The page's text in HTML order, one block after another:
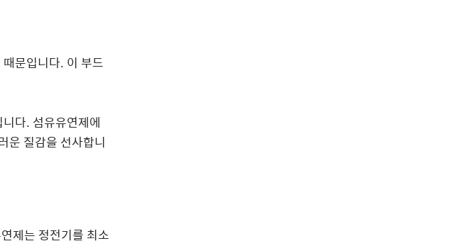
문입니다. 이 부드
다. 섬유유연제에
운 질감을 선사합니
제는 정전기를 최소